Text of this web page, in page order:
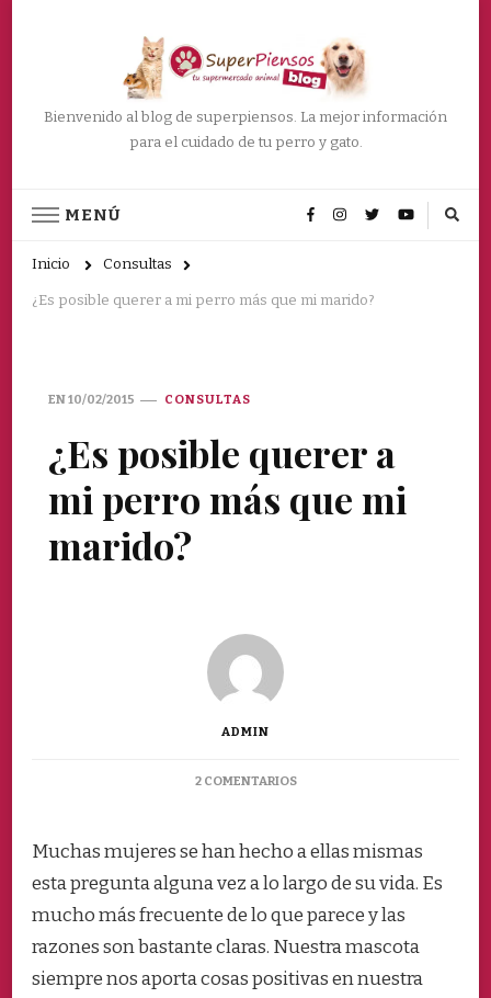
Bienvenido al blog de superpiensos. La mejor información
para el cuidado de tu perro y gato.
MENÚ
Inicio Consultas
¿Es posible querer a mi perro más que mi marido?
EN10/02/2015 CONSULTAS
¿Es posible querer a
mi perro más que mi
marido?
ADMIN
2 COMENTARIOSEN
QUERER
MI
MÁS
QUE
MI
MARIDO?
Muchas mujeres se han hecho a ellas mismas
esta pregunta alguna vez a lo largo de su vida. Es
mucho más frecuente de lo que parece y las
razones son bastante claras. Nuestra mascota
siempre nos aporta cosas positivas en nuestra